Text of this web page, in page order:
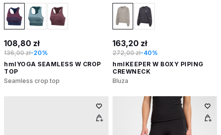
108,80 zł
136,00 zł-20%
hmlYOGA SEAMLESS W CROP
TOP
Seamless crop top
163,20 zł
272,00 zł-40%
hmlKEEPER W BOXY PIPING
CREWNECK
Bluza